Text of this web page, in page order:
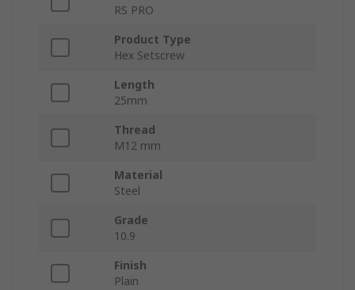
RS PRO
Product Type
Hex Setscrew
Length
25mm
Thread
M12 mm
Material
Steel
Grade
10.9
Finish
Plain